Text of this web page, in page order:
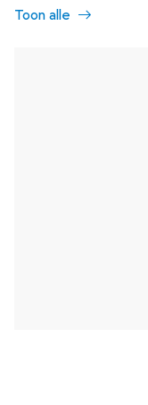
Toon alle